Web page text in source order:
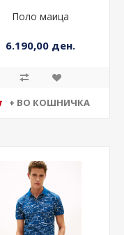
Поло маица
6.190,00 ден.
+ ВО КОШНИЧКА